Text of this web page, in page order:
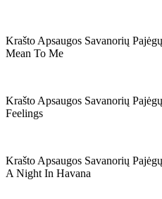
Krašto Apsaugos Savanorių
Mean To Me
Krašto Apsaugos Savanorių
Feelings
Krašto Apsaugos Savanorių
A Night In Havana